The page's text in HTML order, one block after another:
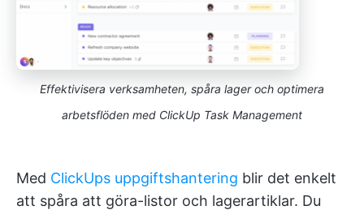
Effektivisera verksamheten, spåra lager och optimera
arbetsflöden med ClickUp Task Management
Med ClickUps uppgiftshantering blir det enkelt
att spåra att göra-listor och lagerartiklar. Du